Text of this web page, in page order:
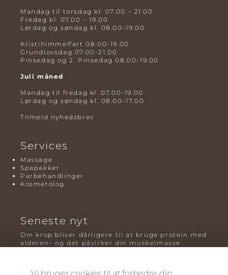
Mandag til torsdag kl. 07.00 – 21.00
Fredag kl. 07.00 – 19.00
Lørdag og søndag kl. 08.00-19.00
Kristihimmelfart 08.00-19.00
Grundlovsdag 07.00-21.00
Pinsedag og 2. Pinsedag 08.00-19.00
Juli måned
Mandag til fredag kl. 07.00-19.00
Lørdag og søndag kl. 08.00-17.00
Tilmeld nyhedsbrev
Services
Massage
Spapakker
Parbehandlinger
Kosmetolog
Seneste nyt
Din krop bliver dårligere til at bruge protein med
alderen– og det påvirker din muskelmasse